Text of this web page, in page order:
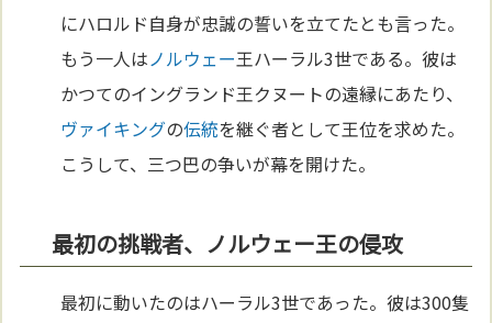
にハロルド自身が忠誠の誓いを立てたとも言った。
もう一人はノルウェー王ハーラル3世である。彼は
かつてのイングランド王クヌートの遠縁にあたり、
ヴァイキングの伝統を継ぐ者として王位を求めた。
こうして、三つ巴の争いが幕を開けた。
最初の挑戦者、ノルウェー王の侵攻
最初に動いたのはハーラル3世であった。彼は300隻